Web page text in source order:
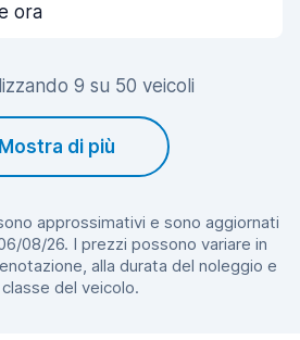
ora
9 su 50 veicoli
Mostra di più
approssimativi e sono aggiornati
08/26. I prezzi possono variare in
alla durata del noleggio e
classe del veicolo.